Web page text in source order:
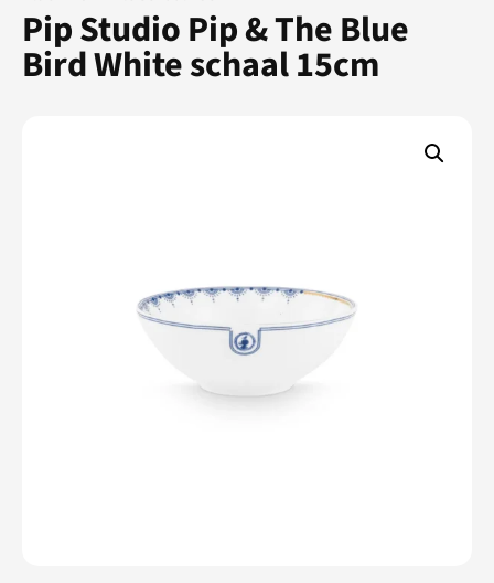
Pip Studio Pip & The Blue
Bird White schaal 15cm